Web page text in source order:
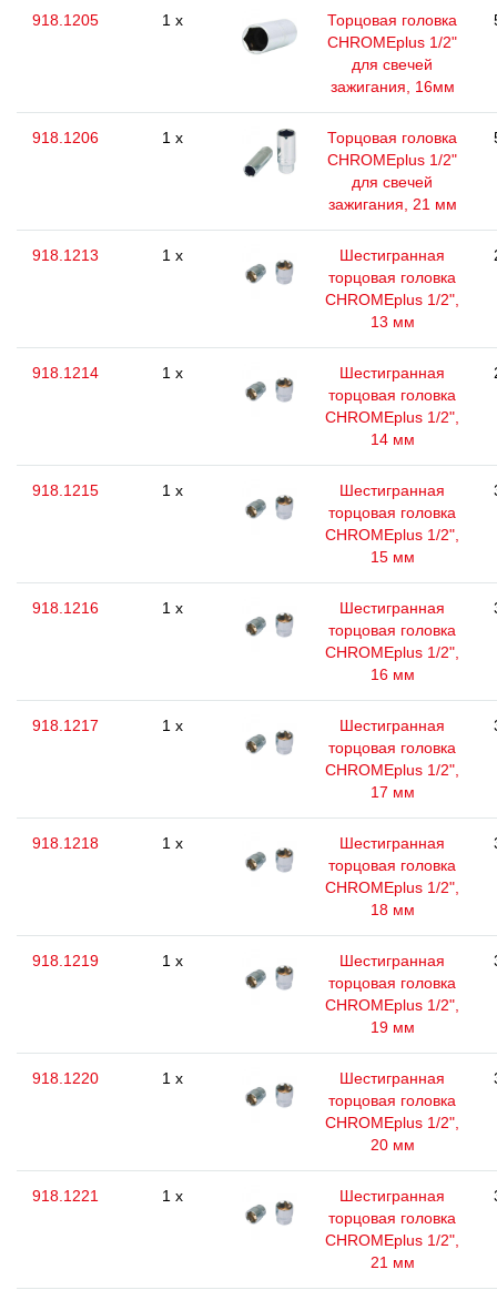
918.1205 1 x
Торцовая головка
CHROMEplus 1/2"
для свечей
зажигания, 16мм
918.1206 1 x
Торцовая головка
CHROMEplus 1/2"
для свечей
зажигания, 21 мм
918.1213 1 x
Шестигранная
торцовая головка
CHROMEplus 1/2",
13 мм
918.1214 1 x
Шестигранная
торцовая головка
CHROMEplus 1/2",
14 мм
918.1215 1 x
Шестигранная
торцовая головка
CHROMEplus 1/2",
15 мм
918.1216 1 x
Шестигранная
торцовая головка
CHROMEplus 1/2",
16 мм
918.1217 1 x
Шестигранная
торцовая головка
CHROMEplus 1/2",
17 мм
918.1218 1 x
Шестигранная
торцовая головка
CHROMEplus 1/2",
18 мм
918.1219 1 x
Шестигранная
торцовая головка
CHROMEplus 1/2",
19 мм
918.1220 1 x
Шестигранная
торцовая головка
CHROMEplus 1/2",
20 мм
918.1221 1 x
Шестигранная
торцовая головка
CHROMEplus 1/2",
21 мм